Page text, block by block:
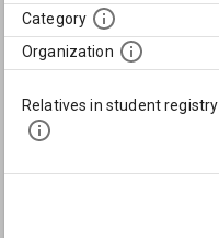
Category
Organization
Relatives in student registry